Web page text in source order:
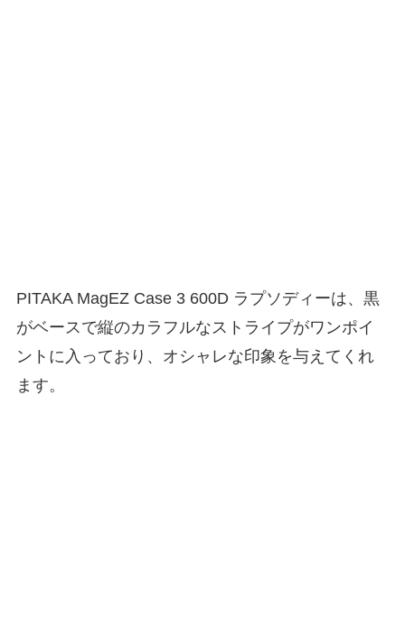
PITAKA MagEZ Case 3 600D ラプソディーは、黒
がベースで縦のカラフルなストライプがワンポイ
ントに入っており、オシャレな印象を与えてくれ
ます。